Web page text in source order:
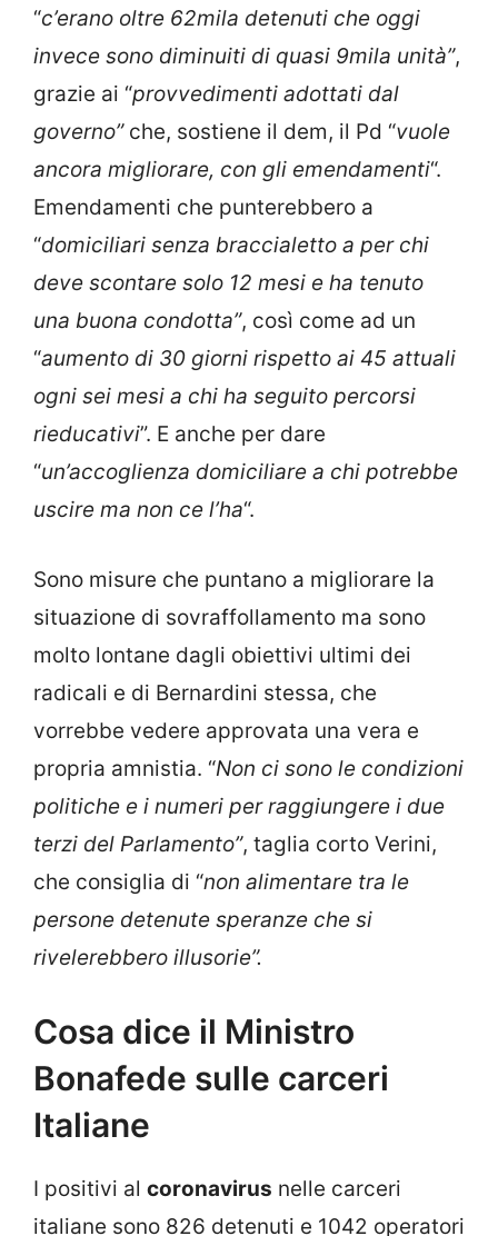
“c’erano oltre 62mila detenuti che oggi
invece sono diminuiti di quasi 9mila unità”,
grazie ai “provvedimenti adottati dal
governo”che, sostiene il dem, il Pd “vuole
ancora migliorare, con gli emendamenti“.
Emendamenti che punterebbero a
“domiciliari senza braccialetto a per chi
deve scontare solo 12 mesi e ha tenuto
una buona condotta”, così come ad un
“aumento di 30 giorni rispetto ai 45 attuali
ogni sei mesi a chi ha seguito percorsi
rieducativi”. E anche per dare
“un’accoglienza domiciliare a chi potrebbe
uscire ma non ce l’ha“.
Sono misure che puntano a migliorare la
situazione di sovraffollamento ma sono
molto lontane dagli obiettivi ultimi dei
radicali e di Bernardini stessa, che
vorrebbe vedere approvata una vera e
propria amnistia. “Non ci sono le condizioni
politiche e i numeri per raggiungere i due
terzi del Parlamento”, taglia corto Verini,
che consiglia di “non alimentare tra le
persone detenute speranze che si
rivelerebbero illusorie”.
Cosa dice il Ministro
Bonafede sulle carceri
Italiane
I positivi al coronavirus nelle carceri
italiane sono 826 detenuti e 1042 operatori